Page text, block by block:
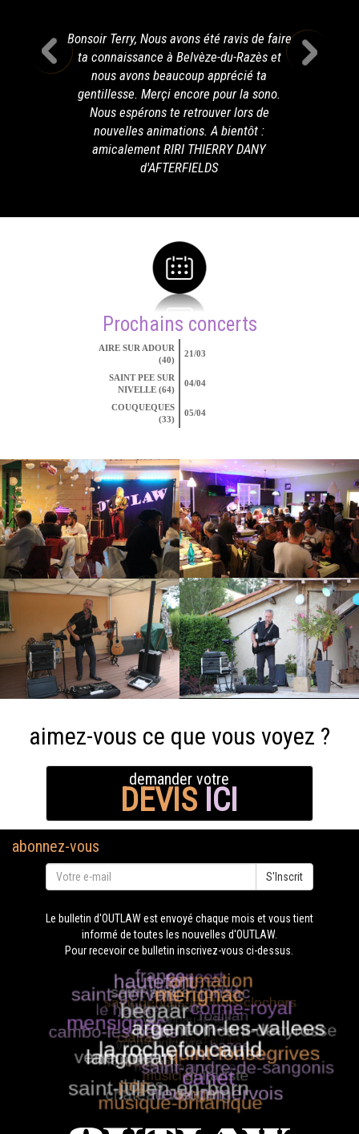
Bonsoir Terry, Nous avons été ravis de faire
ta connaissance à Belvèze-du-Razès et
nous avons beaucoup apprécié ta
gentillesse. Merçi encore pour la sono.
Nous espérons te retrouver lors de
nouvelles animations. A bientôt :
amicalement RIRI THIERRY DANY
d'AFTERFIELDS
Prochains concerts
AIRE SUR ADOUR
(40)
21/03
SAINT PEE SUR
NIVELLE (64)
04/04
COUQUEQUES
(33)
05/04
aimez-vous ce que vous voyez ?
demander votre
DEVIS ICI
abonnez-vous
S'Inscrit
Le bulletin d'OUTLAW est envoyé chaque mois et vous tient
informé de toutes les nouvelles d'OUTLAW.
Pour recevoir ce bulletin inscrivez-vous ci-dessus.